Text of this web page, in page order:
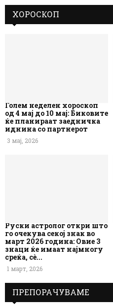
ХОРОСКОП
Голем неделен хороскоп
од 4 мај до 10 мај: Биковите
ќе планираат заедничка
иднина со партнерот
3 мај, 2026
Руски астролог откри што
го очекува секој знак во
март 2026 година: Овие 3
знаци ќе имаат најмногу
среќа, сè...
1 март, 2026
ПРЕПОРАЧУВАМЕ